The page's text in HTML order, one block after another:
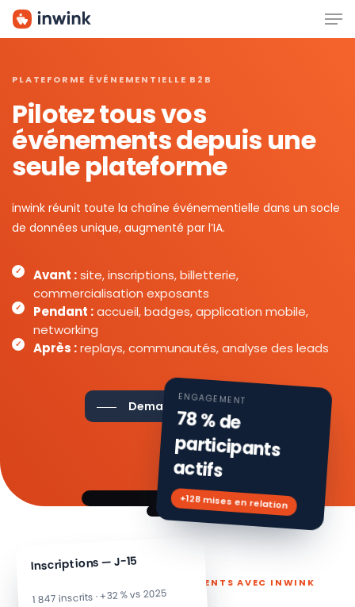
Skip
PLATEFORME ÉVÉNEMENTIELLE B2B
Pilotez tous vos
événements depuis une
seule plateforme
inwink réunit toute la chaîne événementielle dans un socle
de données unique, augmenté par l’IA.
Avant :site, inscriptions, billetterie,
commercialisation exposants
Pendant :accueil, badges, application mobile,
networking
Après :replays, communautés, analyse des leads
Demander une démo
Inscriptions — J-15
1 847 inscrits · +32 % vs 2025
ENGAGEMENT
78 % de
participants
actifs
+128 mises en relation
ILS PILOTENT LEURS ÉVÉNEMENTS AVEC INWINK